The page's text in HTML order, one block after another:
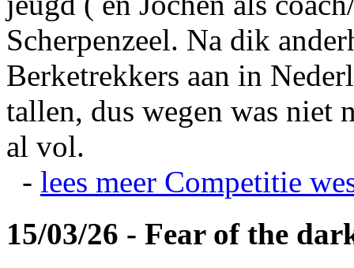
Scherpenzeel. Na dik
Berketrekkers aan in
tallen, dus wegen was niet
al vol.
- lees meer Competitie
15/03/26 - Fear of the